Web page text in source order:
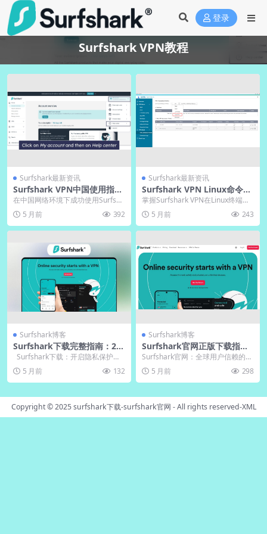
登录
Surfshark VPN教程
Surfshark最新资讯
Surfshark VPN中国使用指
南：绕过防火墙的实用技巧
在中国网络环境下成功使用Surfsha
rk VPN的关键在于选择具备强大混
淆技术...
5 月前 392
Surfshark最新资讯
Surfshark VPN Linux命令行
安装配置教程
掌握Surfshark VPN在Linux终端的
完整命令行安装与配置方法。本指
南...5 月前 243
Surfshark博客
Surfshark下载完整指南：20
25最新Surfshark官网正版获
取与Surfshark电脑版安装配
置教程
Surfshark下载：开启隐私保护的
第一步 在当今网络环境日益复...
5 月前 132
Surfshark博客
Surfshark官网正版下载指
南：2025最新Surfshark电脑
版安装与Surfshark中文版设
置全攻略
Surfshark官网：全球用户信赖的VP
N服务入口 在数字化隐私日益受到
关注的...
5 月前 298
Copyright © 2025surfshark下载-surfshark官网 - All rights reserved-XML